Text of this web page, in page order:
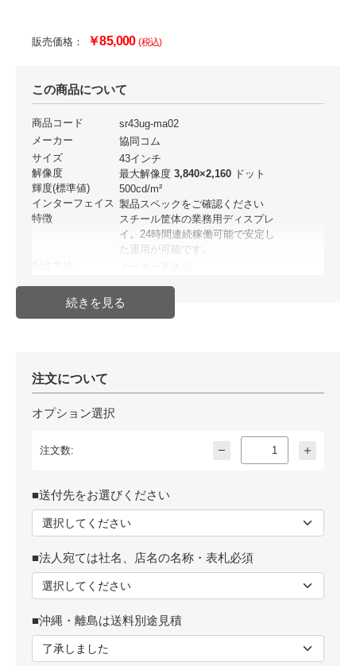
販売価格： ￥85,000(税込)
この商品について
商品コード
sr43ug-ma02
メーカー
協同コム
サイズ
43インチ
解像度
最大解像度3,840×2,160 ドット
輝度(標準値)
500cd/m²
インターフェイス 製品スペックをご確認ください
特徴
スチール筐体の業務用ディスプレ
イ。24時間連続稼働可能で安定し
た運用が可能です。
納期確認必要商品(取り寄せ・受注
生産等)
注文について
オプション選択
注文数:
■送付先をお選びください
■法人宛ては社名、店名の名称・表札必須
■沖縄・離島は送料別途見積